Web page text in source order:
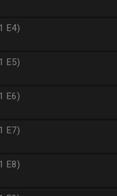
E4)
E5)
E6)
E7)
E8)